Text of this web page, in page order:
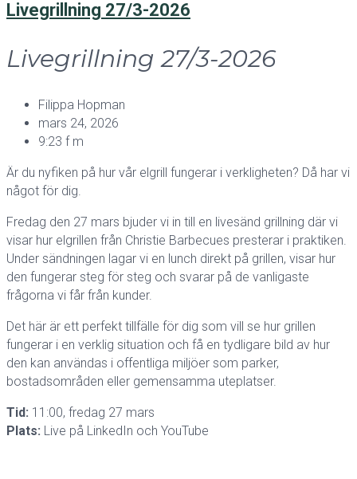
Livegrillning 27/3-2026
Livegrillning 27/3-2026
Filippa Hopman
mars 24, 2026
9:23 f m
Är du nyfiken på hur vår elgrill fungerar i verkligheten? Då har vi
något för dig.
Fredag den 27 mars bjuder vi in till en livesänd grillning där vi
visar hur elgrillen från Christie Barbecues presterar i praktiken.
Under sändningen lagar vi en lunch direkt på grillen, visar hur
den fungerar steg för steg och svarar på de vanligaste
frågorna vi får från kunder.
Det här är ett perfekt tillfälle för dig som vill se hur grillen
fungerar i en verklig situation och få en tydligare bild av hur
den kan användas i offentliga miljöer som parker,
bostadsområden eller gemensamma uteplatser.
Tid: 11:00, fredag 27 mars
Plats: Live på LinkedIn och YouTube